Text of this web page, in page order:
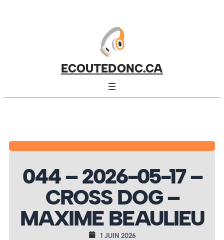
ECOUTEDONC.CA
044 – 2026-05-17 –
CROSS DOG –
MAXIME BEAULIEU
1 JUIN 2026